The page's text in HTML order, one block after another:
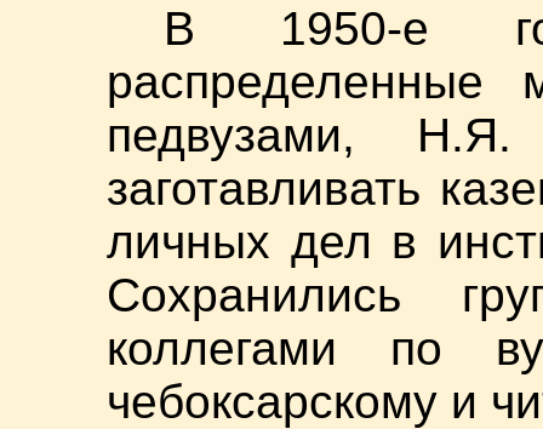
В 1950-е
распределенные
педвузами,
заготавливать
личных дел в
Сохранились
коллегами по
чебоксарскому и